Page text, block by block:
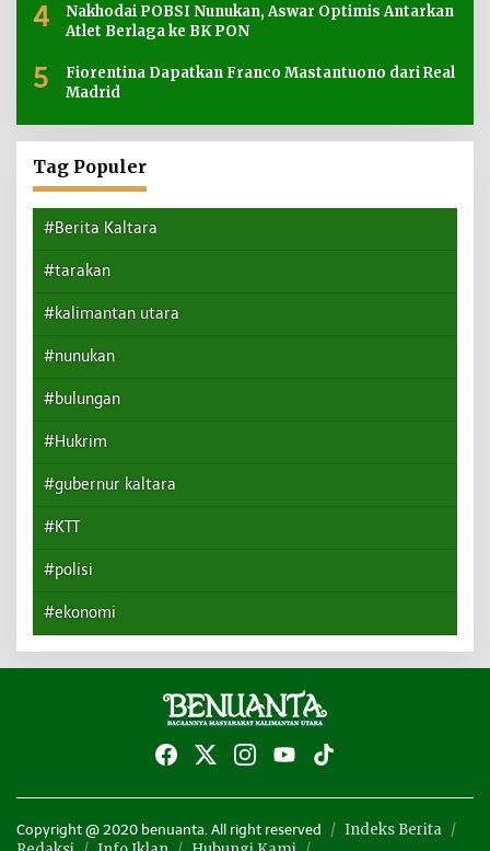
4
Nakhodai POBSI Nunukan, Aswar Optimis Antarkan
Atlet Berlaga ke BK PON
5
Fiorentina Dapatkan Franco Mastantuono dari Real
Madrid
Tag Populer
#Berita Kaltara
#tarakan
#kalimantan utara
#nunukan
#bulungan
#Hukrim
#gubernur kaltara
#KTT
#polisi
#ekonomi
Copyright @ 2020 benuanta. All right reserved
Indeks Berita